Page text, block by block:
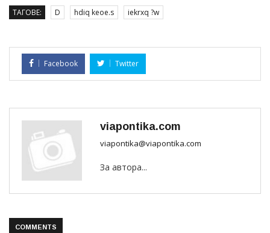
ТАГОВЕ: D hdiq keoe.s iekrxq ?w
Facebook Twitter
viapontika.com
viapontika@viapontika.com
За автора...
COMMENTS